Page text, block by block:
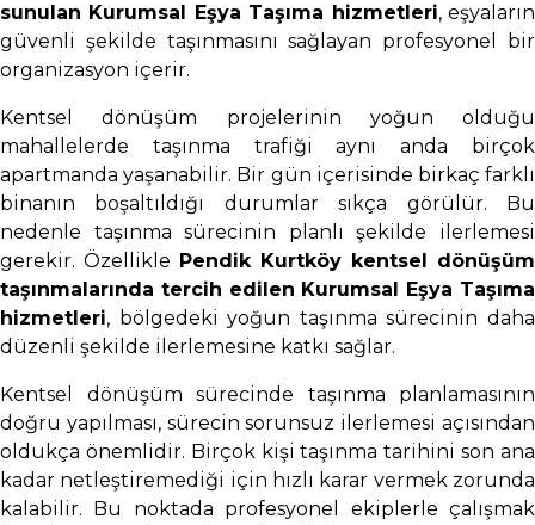
sunulan Kurumsal Eşya Taşıma hizmetleri, eşyaların
güvenli şekilde taşınmasını sağlayan profesyonel bir
organizasyon içerir.
Kentsel dönüşüm projelerinin yoğun olduğu
mahallelerde taşınma trafiği aynı anda birçok
apartmanda yaşanabilir. Bir gün içerisinde birkaç farklı
binanın boşaltıldığı durumlar sıkça görülür. Bu
nedenle taşınma sürecinin planlı şekilde ilerlemesi
gerekir. Özellikle Pendik Kurtköy kentsel dönüşüm
taşınmalarında tercih edilen Kurumsal Eşya Taşıma
hizmetleri, bölgedeki yoğun taşınma sürecinin daha
düzenli şekilde ilerlemesine katkı sağlar.
Kentsel dönüşüm sürecinde taşınma planlamasının
doğru yapılması, sürecin sorunsuz ilerlemesi açısından
oldukça önemlidir. Birçok kişi taşınma tarihini son ana
kadar netleştiremediği için hızlı karar vermek zorunda
kalabilir. Bu noktada profesyonel ekiplerle çalışmak